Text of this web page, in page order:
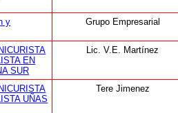
y
Grupo Empresarial
EN
SUR
Lic. V.E. Martínez
UÑAS
Tere Jimenez